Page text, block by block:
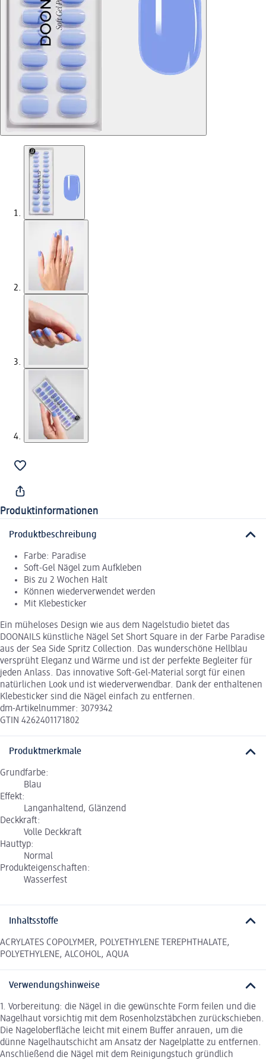
Produktinformationen
Produktbeschreibung
Farbe: Paradise
Soft-Gel Nägel zum Aufkleben
Bis zu 2 Wochen Halt
Können wiederverwendet werden
Mit Klebesticker
Ein müheloses Design wie aus dem Nagelstudio bietet das
DOONAILS künstliche Nägel Set Short Square in der Farbe Paradise
aus der Sea Side Spritz Collection. Das wunderschöne Hellblau
versprüht Eleganz und Wärme und ist der perfekte Begleiter für
jeden Anlass. Das innovative Soft-Gel-Material sorgt für einen
natürlichen Look und ist wiederverwendbar. Dank der enthaltenen
Klebesticker sind die Nägel einfach zu entfernen.
dm-Artikelnummer: 3079342
GTIN 4262401171802
Produktmerkmale
Grundfarbe:
Blau
Effekt:
Langanhaltend, Glänzend
Deckkraft:
Volle Deckkraft
Hauttyp:
Normal
Produkteigenschaften:
Wasserfest
Inhaltsstoffe
ACRYLATES COPOLYMER, POLYETHYLENE TEREPHTHALATE,
POLYETHYLENE, ALCOHOL, AQUA
Verwendungshinweise
1. Vorbereitung: die Nägel in die gewünschte Form feilen und die
Nagelhaut vorsichtig mit dem Rosenholzstäbchen zurückschieben.
Die Nageloberfläche leicht mit einem Buffer anrauen, um die
dünne Nagelhautschicht am Ansatz der Nagelplatte zu entfernen.
Anschließend die Nägel mit dem Reinigungstuch gründlich